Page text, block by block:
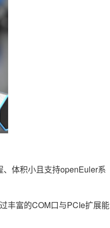
体积小且支持openEuler系
丰富的COM口与PCIe扩展能